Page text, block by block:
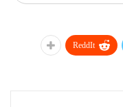
ReddIt